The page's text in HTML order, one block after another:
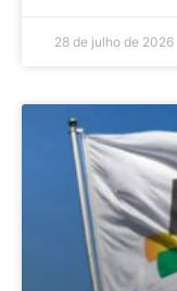
28 de julho de 2026